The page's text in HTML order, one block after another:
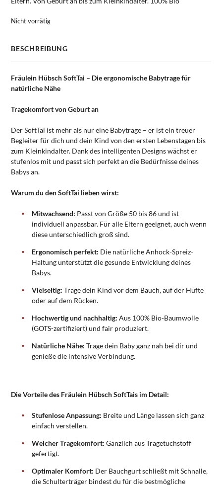
Nicht vorrätig
BESCHREIBUNG
Fräulein Hübsch SoftTai – Die ergonomische Babytrage für
natürliche Nähe
Tragekomfort von Geburt an
Der SoftTai ist mehr als nur eine Babytrage – er ist ein treuer
Begleiter für dich und dein Kind von den ersten Lebenstagen bis
zum Kleinkindalter. Dank des intelligenten Designs wächst er
stufenlos mit und passt sich perfekt an die Bedürfnisse deines
Babys an.
Warum du den SoftTai lieben wirst:
Mitwachsend: Passt von Größe 50 bis 86 und ist
individuell anpassbar. Für alle Eltern geeignet, auch wenn
diese unterschiedlich groß sind.
Ergonomisch perfekt: Die natürliche Anhock-Spreiz-
Haltung unterstützt die gesunde Entwicklung deines
Babys.
Vielseitig: Trage dein Kind vor dem Bauch, auf der Hüfte
oder auf dem Rücken.
Hochwertig und nachhaltig: Aus 100% Bio-Baumwolle
(GOTS-zertifiziert) und fair produziert.
Natürliche Nähe: Trage dein Baby ganz nah bei dir und
genieße die intensive Verbindung.
Die Vorteile des Fräulein Hübsch SoftTais im Detail:
Stufenlose Anpassung: Breite und Länge lassen sich ganz
einfach verstellen.
Weicher Tragekomfort: Gänzlich aus Tragetuchstoff
gefertigt.
Optimaler Komfort: Der Bauchgurt schließt mit Schnalle,
die Schulterträger bindest du für die bestmögliche